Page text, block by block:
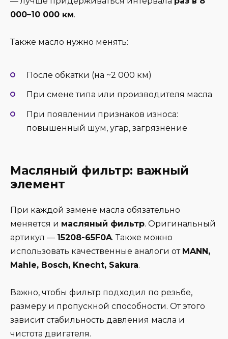
000–10 000 км.
Также масло нужно менять:
После обкатки (на ~2 000 км)
При смене типа или производителя масла
При появлении признаков износа:
повышенный шум, угар, загрязнение
Масляный фильтр: важный
элемент
При каждой замене масла обязательно
меняется и масляный фильтр. Оригинальный
артикул — 15208-65F0A. Также можно
использовать качественные аналоги от MANN,
Mahle, Bosch, Knecht, Sakura.
Важно, чтобы фильтр подходил по резьбе,
размеру и пропускной способности. От этого
зависит стабильность давления масла и
чистота двигателя.